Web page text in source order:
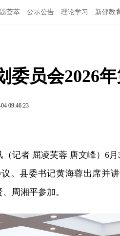
荟萃 公示公告 理论学习 新邵教
委员会2026
09:46:23
（记者 屈凌芙蓉 唐文峰）6
。县委书记黄海蓉出席并
周湘平参加。